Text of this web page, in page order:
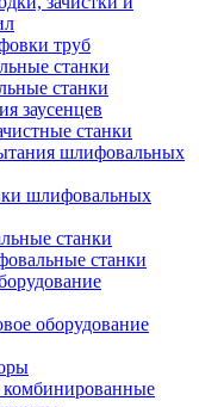
труб
станки
станки
заусенцев
станки
шлифовальных
шлифовальных
станки
станки
оборудование